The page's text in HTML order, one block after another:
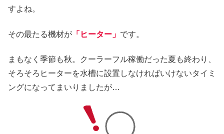
すよね。
その最たる機材が 「ヒーター」 です。
まもなく季節も秋。クーラーフル稼働だった夏も終わり、
そろそろヒーターを水槽に設置しなければいけないタイミ
ングになってまいりましたが…